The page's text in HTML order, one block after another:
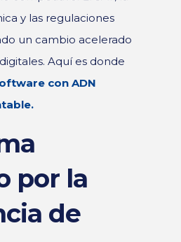
y las regulaciones
un cambio acelerado
Aquí es donde
con ADN
por la
de